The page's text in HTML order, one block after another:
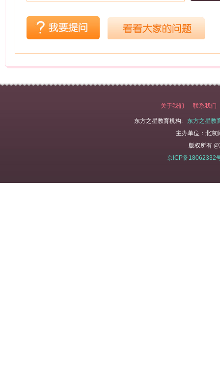
关于我们 联系我们
东方之星教育机构:
东方之星教
主办单位：北京
版权所有
京ICP备18062332